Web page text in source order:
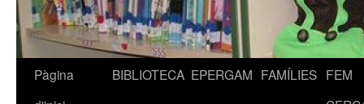
Vés
Pàgina
BIBLIOTECA EPERGAM FAMÍLIES FEM